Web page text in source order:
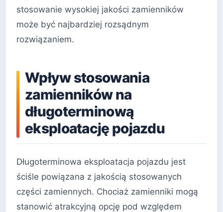
stosowanie wysokiej jakości zamienników
może być najbardziej rozsądnym
rozwiązaniem.
Wpływ stosowania
zamienników na
długoterminową
eksploatację pojazdu
Długoterminowa eksploatacja pojazdu jest
ściśle powiązana z jakością stosowanych
części zamiennych. Chociaż zamienniki mogą
stanowić atrakcyjną opcję pod względem